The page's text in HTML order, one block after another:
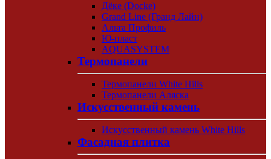
Дёке (Docke)
Grand Line (Гранд Лайн)
Альта Профиль
Ю-пласт
AQUASYSTEM
Термопанели
Термопанели White Hills
Термопанели Аляска
Искусственный камень
Искусственный камень White Hills
Фасадная плитка